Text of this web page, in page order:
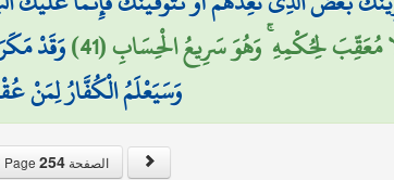
مُعَقِّبَ لِحُكْمِهِ ۚ وَهُوَ سَرِيعُ الْحِسَابِ (41)
وَقَدْ
وَسَيَعْلَمُ الْكُفَّارُ لِمَنْ
الصفحة Page254